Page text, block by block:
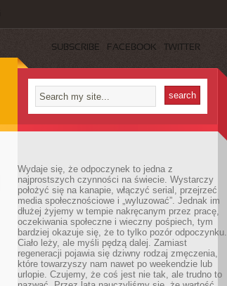
SUBSCRIBE FACEBOOK TWITTER
Wydaje się, że odpoczynek to jedna z
najprostszych czynności na świecie. Wystarczy
położyć się na kanapie, włączyć serial, przejrzeć
media społecznościowe i „wyluzować”. Jednak im
dłużej żyjemy w tempie nakręcanym przez pracę,
oczekiwania społeczne i wieczny pośpiech, tym
bardziej okazuje się, że to tylko pozór odpoczynku.
Ciało leży, ale myśli pędzą dalej. Zamiast
regeneracji pojawia się dziwny rodzaj zmęczenia,
które towarzyszy nam nawet po weekendzie lub
urlopie. Czujemy, że coś jest nie tak, ale trudno to